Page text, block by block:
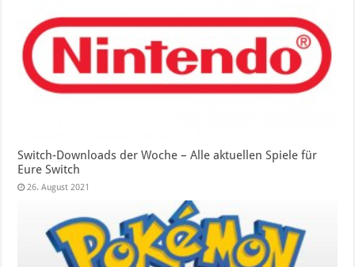
Switch-Downloads der Woche – Alle aktuellen Spiele für
Eure Switch
26. August 2021